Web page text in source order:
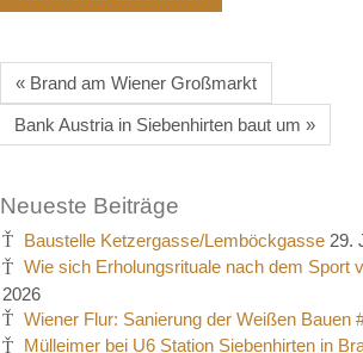
« Brand am Wiener Großmarkt
Bank Austria in Siebenhirten baut um »
Neueste Beiträge
Baustelle Ketzergasse/Lemböckgasse 29.
Wie sich Erholungsrituale nach dem Sport
2026
Wiener Flur: Sanierung der Weißen Bauen
Mülleimer bei U6 Station Siebenhirten in